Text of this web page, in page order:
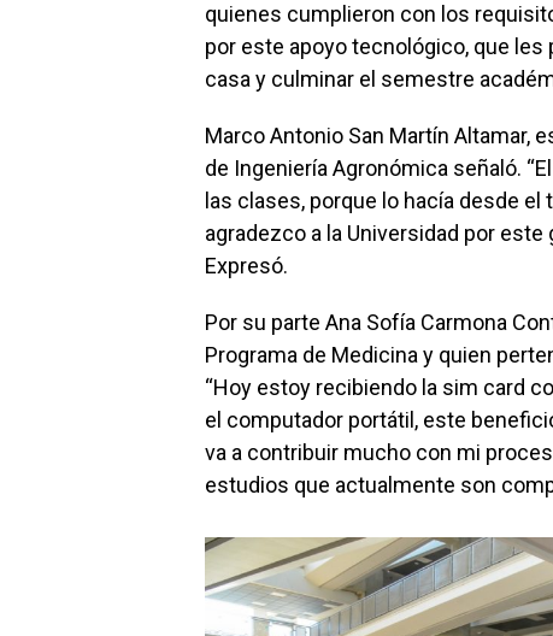
quienes cumplieron con los
por este apoyo tecnológico, que
casa y culminar el semestre
Marco Antonio San Martín Altamar,
de Ingeniería Agronómica señaló.
las clases, porque lo hacía desde
agradezco a la Universidad por
Expresó.
Por su parte Ana Sofía Carmona
Programa de Medicina y quien
“Hoy estoy recibiendo la sim card
el computador portátil, este
va a contribuir mucho con mi
estudios que actualmente son